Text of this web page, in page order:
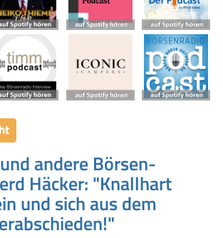
andere Börsen-
Häcker: "Knallhart
und sich aus dem